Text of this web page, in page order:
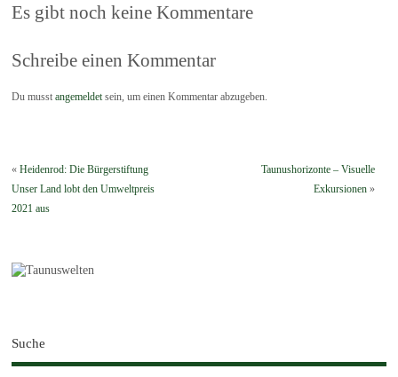
Es gibt noch keine Kommentare
Schreibe einen Kommentar
Du musstangemeldetsein, um einen Kommentar abzugeben.
«Heidenrod: Die Bürgerstiftung
Unser Land lobt den Umweltpreis
2021 aus
Taunushorizonte – Visuelle
Exkursionen»
Suche